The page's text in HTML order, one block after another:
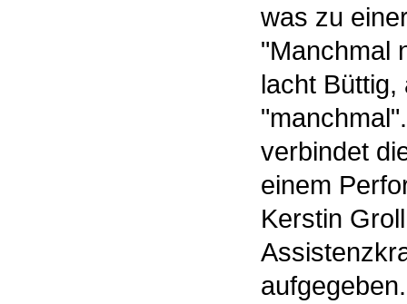
was zu
"Manchmal
lacht
verbindet
einem
Kerstin